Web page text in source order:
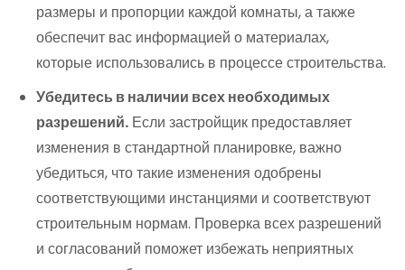
размеры и пропорции каждой комнаты, а также
обеспечит вас информацией о материалах,
которые использовались в процессе строительства.
Убедитесь в наличии всех необходимых
разрешений. Если застройщик предоставляет
изменения в стандартной планировке, важно
убедиться, что такие изменения одобрены
соответствующими инстанциями и соответствуют
строительным нормам. Проверка всех разрешений
и согласований поможет избежать неприятных